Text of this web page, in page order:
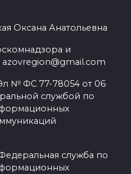
Оксана Анатольевна
и
azovregion@gmail.com
№ ФС 77-78054 от 06
службой по
служба по